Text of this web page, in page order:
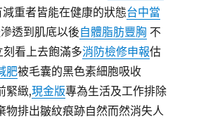
重者皆能在健康的狀態台中當
透到肌底以後自體脂肪豐胸 不
看上去飽滿多消防檢修申報估
肥被毛囊的黑色素細胞吸收
緊緻,現金版專為生活及工作排除
排出皺紋痕跡自然而然消失人